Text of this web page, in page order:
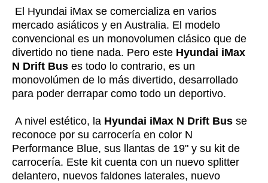
El Hyundai iMax se comercializa en varios
mercado asiáticos y en Australia. El modelo
convencional es un monovolumen clásico que de
divertido no tiene nada. Pero este Hyundai iMax
N Drift Bus es todo lo contrario, es un
monovolúmen de lo más divertido, desarrollado
para poder derrapar como todo un deportivo.
A nivel estético, la Hyundai iMax N Drift Bus se
reconoce por su carrocería en color N
Performance Blue, sus llantas de 19" y su kit de
carrocería. Este kit cuenta con un nuevo splitter
delantero, nuevos faldones laterales, nuevo